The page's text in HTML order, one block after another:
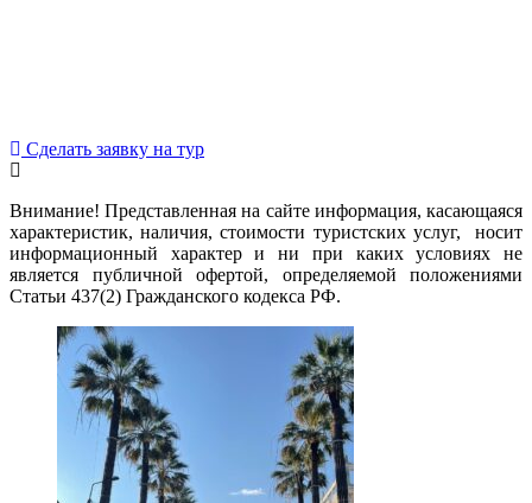
Сделать заявку на тур
Внимание! Представленная на сайте информация, касающаяся
характеристик, наличия, стоимости туристских услуг, носит
информационный характер и ни при каких условиях не
является публичной офертой, определяемой положениями
Статьи 437(2) Гражданского кодекса РФ.